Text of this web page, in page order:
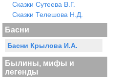
Сказки Сутеева В.Г.
Сказки Телешова Н.Д.
Басни
Басни Крылова И.А.
Былины, мифы и
легенды